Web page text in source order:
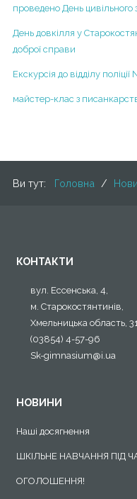
Регламент
Інклюзивне навчання
проведено День цивільного
День довкілля у
доброї справи
Екскурсія до відділу
майстер-клас з
Ви тут: Головна /
КОНТАКТИ
вул. Ессенська, 4,
м. Старокостянтинів,
Хмельницька область,
(03854) 4-57-96
Sk-gimnasium@i.ua
НОВИНИ
Наші досягнення
ШКІЛЬНЕ НАВЧАННЯ ПІД
ОГОЛОШЕННЯ!